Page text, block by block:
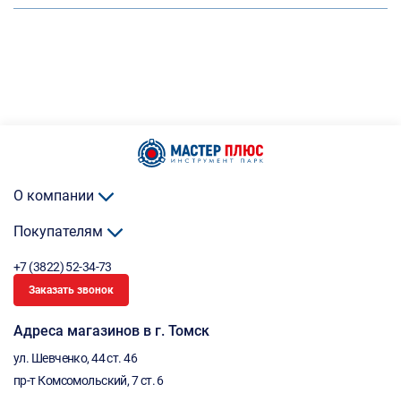
О компании
Покупателям
+7 (3822) 52-34-73
Заказать звонок
Адреса магазинов в г. Томск
ул. Шевченко, 44 ст. 46
пр-т Комсомольский, 7 ст. 6